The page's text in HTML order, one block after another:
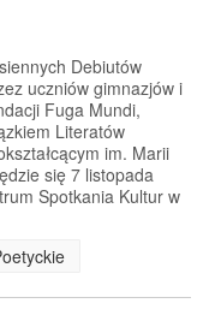
Debiutów
uczniów gimnazjów i
Fuga Mundi,
Literatów
im. Marii
się 7 listopada
Spotkania Kultur w